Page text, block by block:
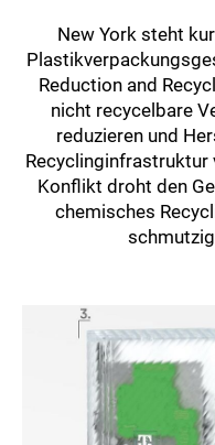
New York steht
Reduction and
nicht recycelbare
reduzieren und
Recyclinginfrastruktur
Konflikt droht den
chemisches